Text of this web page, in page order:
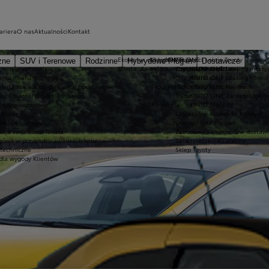
SUV i Terenowe Rodzinne Hybrydowe Plug-in
Dostawcze
Ekobonus dla hybryd Toyoty
Oferta dla osób z niepełnosprawnościami
KINTO ONE
KINTO ONE Leasing
KINTO ONE Leasing
KINTO ONE Najem
KINTO ONE Zarządzanie
KINTO Mobility
wizyty w serwisie
mechanicznego
dla aut po gwarancji podstawowej
blacharsko-lakierniczego
sezonowe
serwisowe
serwisowa Takata
w przypadku awarii lub kolizji
wygody Klientów
Oryginalne części i oleje Toyoty
Oryginalne części
Oryginalne oleje
Program Sprzedaży Hurtowej Trade
Trade
Akcesoria
Oryginalne akcesoria Toyoty
Opony i koła zimowe
Zabudowy samochodów
Zabezpieczenia i alarmy
Sklep Toyoty
O nasAktualnościKontakt